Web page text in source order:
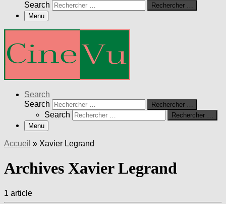
Search
Rechercher …
Menu
Search
Search
Rechercher …
Search
Rechercher …
Menu
Accueil » Xavier Legrand
Archives Xavier Legrand
1 article